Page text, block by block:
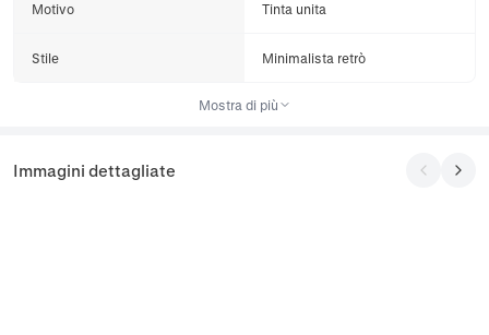
Motivo Tinta unita
Stile Minimalista retrò
Mostra di più
Immagini dettagliate